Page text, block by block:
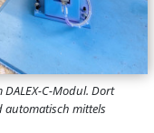
C-Modul. Dort
automatisch mittels